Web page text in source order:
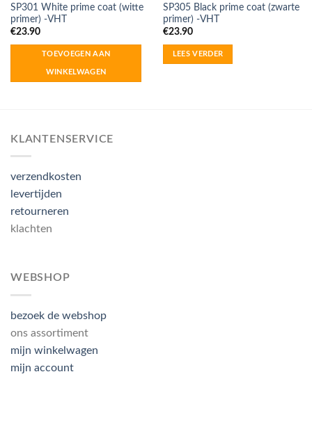
SP301 White prime coat (witte
primer) -VHT
€23.90
TOEVOEGEN AAN
WINKELWAGEN
SP305 Black prime coat (zwarte
primer) -VHT
€23.90
LEES VERDER
KLANTENSERVICE
verzendkosten
levertijden
retourneren
klachten
WEBSHOP
bezoek de webshop
ons assortiment
mijn winkelwagen
mijn account